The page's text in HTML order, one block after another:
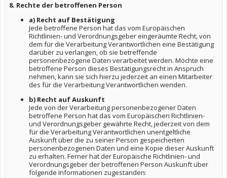
8. Rechte der betroffenen Person
a) Recht auf Bestätigung
Jede betroffene Person hat das vom Europäischen
Richtlinien- und Verordnungsgeber eingeräumte Recht, von
dem für die Verarbeitung Verantwortlichen eine Bestätigung
darüber zu verlangen, ob sie betreffende
personenbezogene Daten verarbeitet werden. Möchte eine
betroffene Person dieses Bestätigungsrecht in Anspruch
nehmen, kann sie sich hierzu jederzeit an einen Mitarbeiter
des für die Verarbeitung Verantwortlichen wenden.
b) Recht auf Auskunft
Jede von der Verarbeitung personenbezogener Daten
betroffene Person hat das vom Europäischen Richtlinien-
und Verordnungsgeber gewährte Recht, jederzeit von dem
für die Verarbeitung Verantwortlichen unentgeltliche
Auskunft über die zu seiner Person gespeicherten
personenbezogenen Daten und eine Kopie dieser Auskunft
zu erhalten. Ferner hat der Europäische Richtlinien- und
Verordnungsgeber der betroffenen Person Auskunft über
folgende Informationen zugestanden: